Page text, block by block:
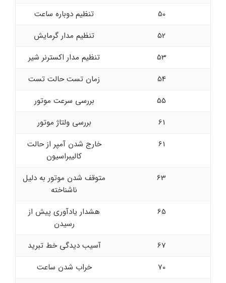
50
تنظیم دوباره ساعت
52
تنظیم مدار گرمایش
53
تنظیم مدار اکسترنر شیر
54
زمان تست حالت تست
55
بررسی سرعت موتور
61
بررسی ولتاژ موتور
61
خارج شدن آمپر از حالت
کالیبراسیون
63
متوقف شدن موتور به دلیل
ناشناخته
65
هشدار یادآوری پیش از
رسیدن
67
آسیب دیدگی خط تبرید
70
خراب شدن ساعت